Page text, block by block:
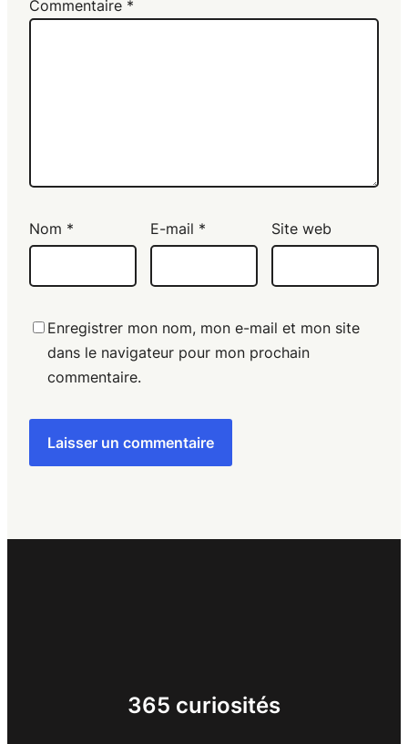
Commentaire *
Nom * E-mail * Site web
Enregistrer mon nom, mon e-mail et mon site
dans le navigateur pour mon prochain
commentaire.
365 curiosités